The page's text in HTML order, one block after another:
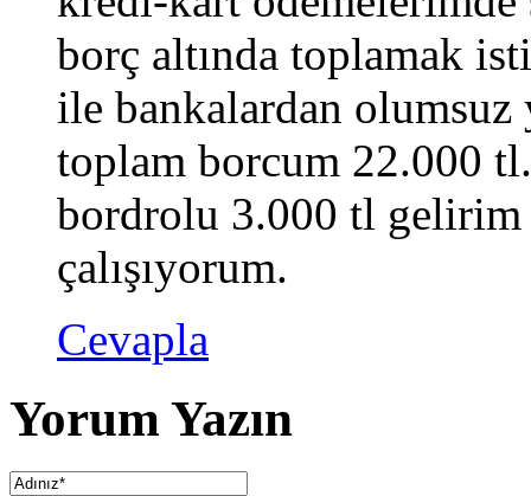
borç altında toplamak
ile bankalardan olumsuz
toplam borcum 22.000 tl.
bordrolu 3.000 tl gelirim
çalışıyorum.
Cevapla
Yorum Yazın